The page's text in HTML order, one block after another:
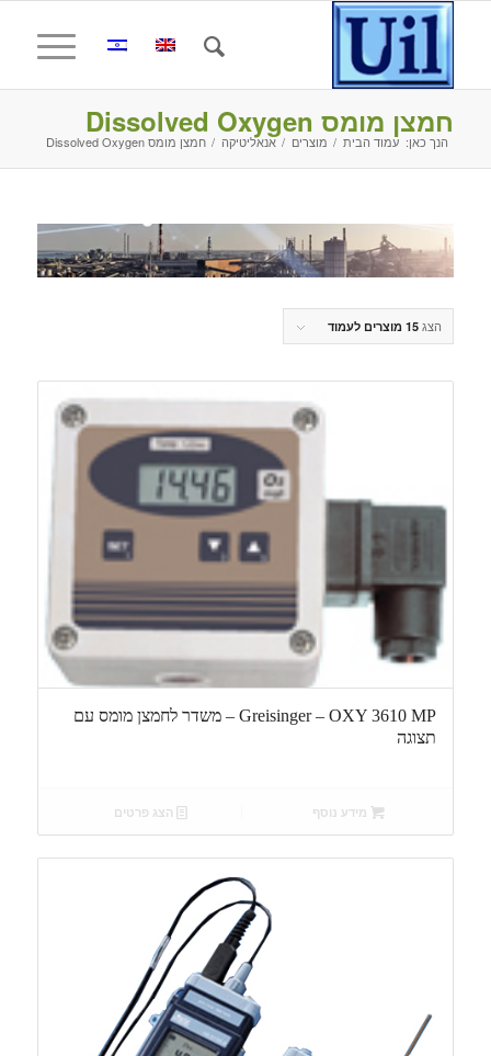
חמצן מומס Dissolved Oxygen
הנך כאן: עמוד הבית / מוצרים / אנאליטיקה / חמצן מומס Dissolved Oxygen
הצג 15 מוצרים לעמוד
Greisinger – OXY 3610 MP – משדר לחמצן מומס עם
תצוגה
מידע נוסף הצג פרטים